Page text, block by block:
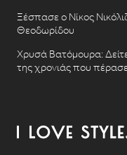
Ξέσπασε ο Νίκος
Θεοδωρίδου
Χρυσά Βατόμουρα: Δείτε
της χρονιάς που